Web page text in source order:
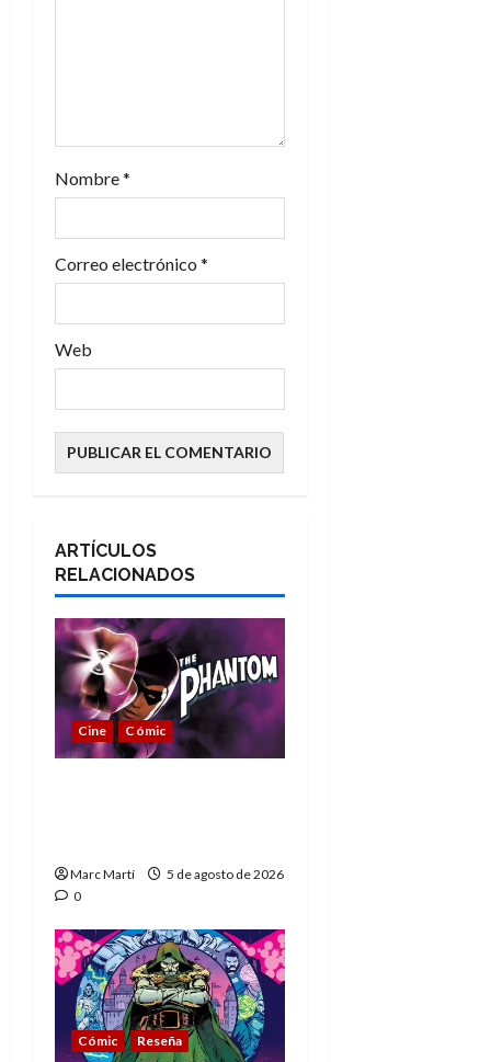
a
d
a
Nombre*
Correo electrónico *
Web
ARTÍCULOS
RELACIONADOS
Cine Cómic
Marc Martí
5 de agosto de 2026
0
Cómic Reseña